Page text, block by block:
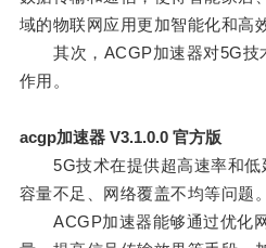
域的物联网应用更加智能化和高
其次，ACGP加速器对5G技
作用。
acgp加速器 V3.1.0.0 官方版
5G技术在提供超高速率和低
容量不足、网络覆盖不均等问题。
ACGP加速器能够通过优化网